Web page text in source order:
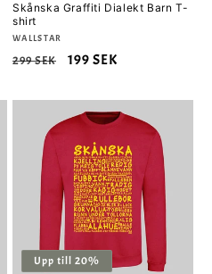
Skånska Graffiti Dialekt Barn T-
shirt
Säljare:
WALLSTAR
Ordinarie
299 SEK Försäljningspris
199 SEK
Upp till 20%